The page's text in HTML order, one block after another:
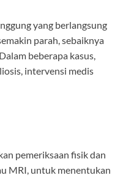
yang berlangsung
parah, sebaiknya
beberapa kasus,
intervensi medis
pemeriksaan fisik dan
MRI, untuk menentukan